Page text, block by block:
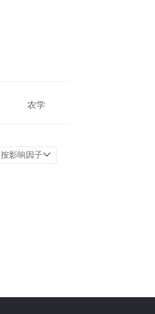
农学
按影响因子